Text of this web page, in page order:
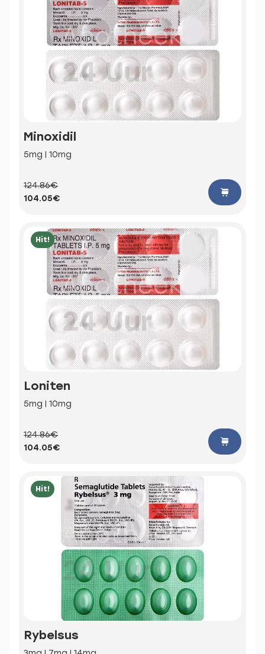
Minoxidil
5mg | 10mg
124.86€
104.05€
Hit!
Loniten
5mg | 10mg
124.86€
104.05€
Hit!
Rybelsus